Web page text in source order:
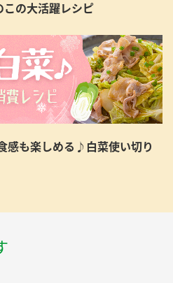
の大活躍レシピ
感も楽しめる♪白菜使い切り